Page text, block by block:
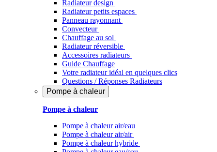
Radiateur design
Radiateur petits espaces
Panneau rayonnant
Convecteur
Chauffage au sol
Radiateur réversible
Accessoires radiateurs
Guide Chauffage
Votre radiateur idéal en quelques clics
Questions / Réponses Radiateurs
Pompe à chaleur
Pompe à chaleur
Pompe à chaleur air/eau
Pompe à chaleur air/air
Pompe à chaleur hybride